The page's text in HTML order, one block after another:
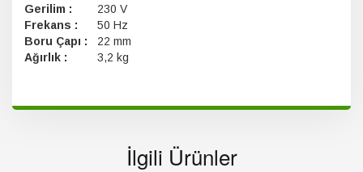
Gerilim :
230 V
Frekans :
50 Hz
Boru Çapı :
22 mm
Ağırlık :
3,2 kg
İlgili Ürünler